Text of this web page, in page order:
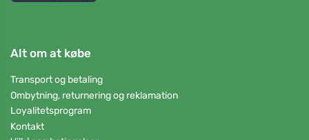
Alt om at købe
Transport og betaling
Ombytning, returnering og reklamation
Loyalitetsprogram
Kontakt